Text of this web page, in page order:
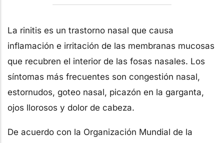
La rinitis es un trastorno nasal que causa
inflamación e irritación de las membranas mucosas
que recubren el interior de las fosas nasales. Los
síntomas más frecuentes son congestión nasal,
estornudos, goteo nasal, picazón en la garganta,
ojos llorosos y dolor de cabeza.
De acuerdo con la Organización Mundial de la